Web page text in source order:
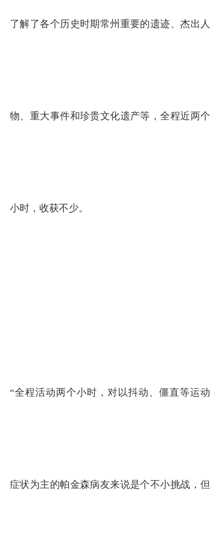
了解了各个历史时期常州重要的遗迹、杰出人
物、重大事件和珍贵文化遗产等，全程近两个
小时，收获不少。
“全程活动两个小时，对以抖动、僵直等运动
症状为主的帕金森病友来说是个不小挑战，但